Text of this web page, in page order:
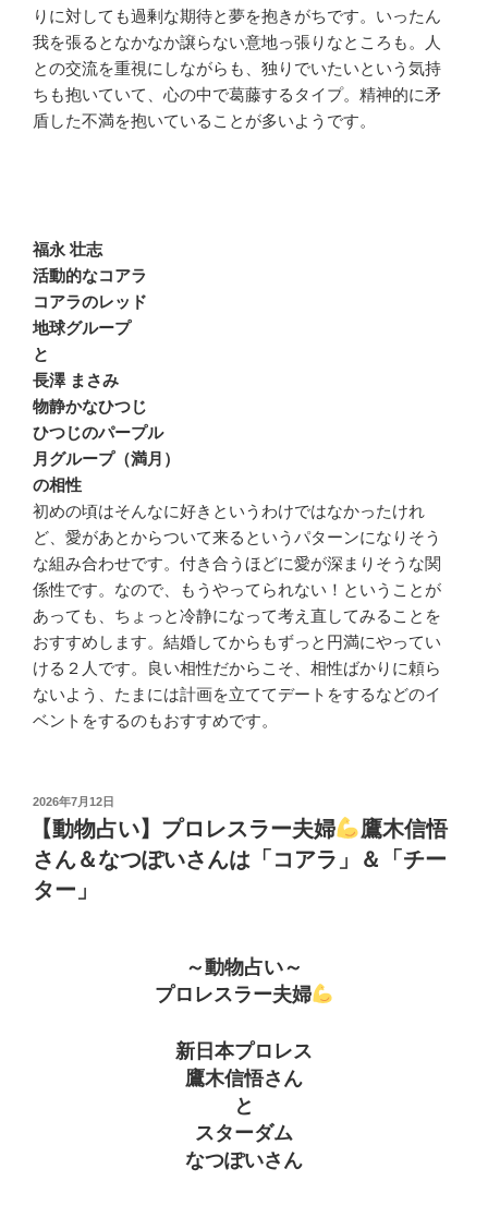
りに対しても過剰な期待と夢を抱きがちです。いったん
我を張るとなかなか譲らない意地っ張りなところも。人
との交流を重視にしながらも、独りでいたいという気持
ちも抱いていて、心の中で葛藤するタイプ。精神的に矛
盾した不満を抱いていることが多いようです。
福永 壮志
活動的なコアラ
コアラのレッド
地球グループ
と
長澤 まさみ
物静かなひつじ
ひつじのパープル
月グループ（満月）
の相性
初めの頃はそんなに好きというわけではなかったけれ
ど、愛があとからついて来るというパターンになりそう
な組み合わせです。付き合うほどに愛が深まりそうな関
係性です。なので、もうやってられない！ということが
あっても、ちょっと冷静になって考え直してみることを
おすすめします。結婚してからもずっと円満にやってい
ける２人です。良い相性だからこそ、相性ばかりに頼ら
ないよう、たまには計画を立ててデートをするなどのイ
ベントをするのもおすすめです。
投
日:
2026年7月12日
【動物占い】プロレスラー夫婦
鷹木信悟
さん＆なつぽいさんは「コアラ」＆「チー
ター」
～動物占い～
プロレスラー夫婦
新日本プロレス
鷹木信悟さん
と
スターダム
なつぽいさん